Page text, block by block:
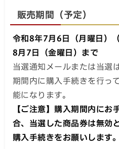
販売期間（予定）
令和8年7月6日（月曜日）
8月7日（金曜日）まで
当選通知メールまたは当選
期間内に購入手続きを行っ
能になります。
【ご注意】購入期間内にお
合、当選した商品券は無効
購入手続きをお願いします。